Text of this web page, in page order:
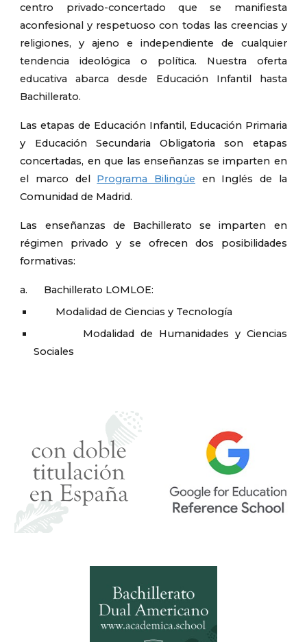
centro privado-concertado que se manifiesta
aconfesional y respetuoso con todas las creencias y
religiones, y ajeno e independiente de cualquier
tendencia ideológica o política. Nuestra oferta
educativa abarca desde Educación Infantil hasta
Bachillerato.
Las etapas de Educación Infantil, Educación Primaria
y Educación Secundaria Obligatoria son etapas
concertadas, en que las enseñanzas se imparten en
el marco del Programa Bilingüe en Inglés de la
Comunidad de Madrid.
Las enseñanzas de Bachillerato se imparten en
régimen privado y se ofrecen dos posibilidades
formativas:
a.
Bachillerato LOMLOE:
Modalidad de Ciencias y Tecnología
Modalidad de Humanidades y Ciencias
Sociales